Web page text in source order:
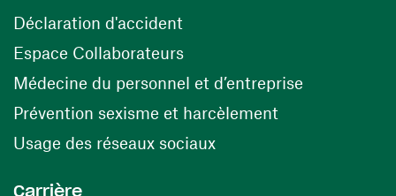
Déclaration d'accident
Espace Collaborateurs(opens in a new window)
Médecine du personnel et d’entreprise
Prévention sexisme et harcèlement
Usage des réseaux sociaux(opens in a new
Carrière